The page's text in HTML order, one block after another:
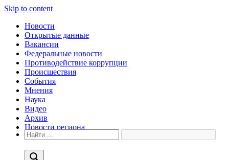
Skip to content
Новости
Открытые данные
Вакансии
Федеральные новости
Противодействие коррупции
Происшествия
События
Мнения
Наука
Видео
Архив
Новости региона